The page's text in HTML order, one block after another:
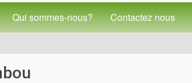
Qui sommes-nous? Contactez nous